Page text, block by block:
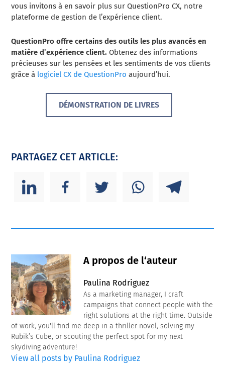
vous invitons à en savoir plus sur QuestionPro CX, notre
plateforme de gestion de l’expérience client.
QuestionPro offre certains des outils les plus avancés en
matière d’expérience client. Obtenez des informations
précieuses sur les pensées et les sentiments de vos clients
grâce à logiciel CX de QuestionPro aujourd’hui.
DÉMONSTRATION DE LIVRES
PARTAGEZ CET ARTICLE:
A propos de l‘auteur
Paulina Rodriguez
As a marketing manager, I craft
campaigns that connect people with the
right solutions at the right time. Outside
of work, you'll find me deep in a thriller novel, solving my
Rubik’s Cube, or scouting the perfect spot for my next
skydiving adventure!
View all posts by Paulina Rodriguez